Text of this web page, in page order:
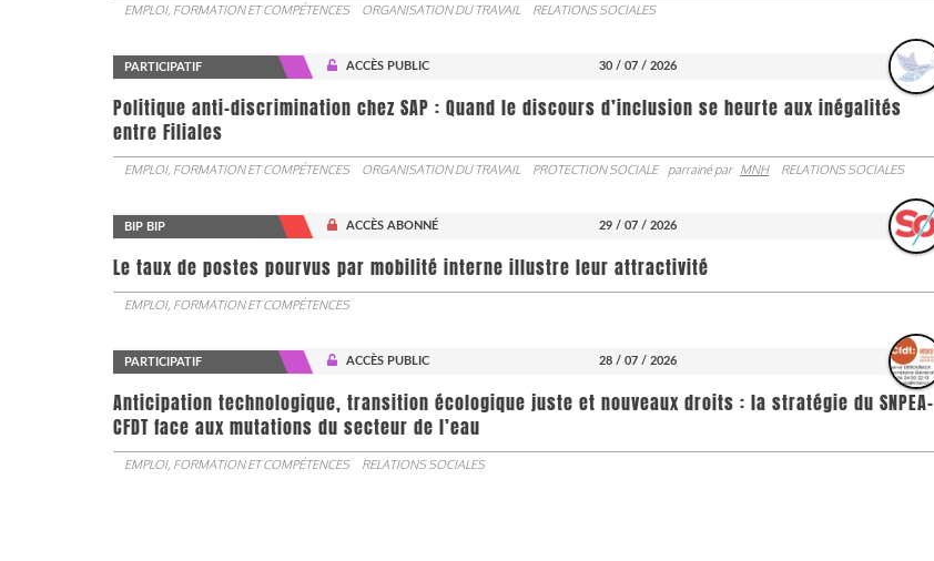
EMPLOI, FORMATION ET COMPÉTENCES ORGANISATION DU TRAVAIL RELATIONS SOCIALES
PARTICIPATIF ACCÈS PUBLIC 30 / 07 / 2026
Politique anti-discrimination chez SAP : Quand le discours d’inclusion se heurte aux inégalités
entre Filiales
EMPLOI, FORMATION ET COMPÉTENCES ORGANISATION DU TRAVAIL PROTECTION SOCIALE parrainé par MNH RELATIONS SOCIALES
BIP BIP ACCÈS ABONNÉ 29 / 07 / 2026
Le taux de postes pourvus par mobilité interne illustre leur attractivité
EMPLOI, FORMATION ET COMPÉTENCES
PARTICIPATIF ACCÈS PUBLIC 28 / 07 / 2026
Anticipation technologique, transition écologique juste et nouveaux droits : la stratégie du SNPEA-
CFDT face aux mutations du secteur de l’eau
EMPLOI, FORMATION ET COMPÉTENCES RELATIONS SOCIALES